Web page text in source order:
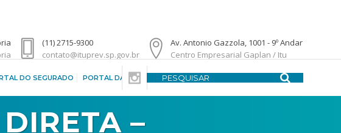
(11) 2715-9300
contato@ituprev.sp.gov.br
Av. Antonio Gazzola, 1001 - 9º Andar
Centro Empresarial Gaplan / Itu
DO SEGURADO PORTAL DA TRANSPARÊNCIA CENTRAL DE ATENDIMENTO
–